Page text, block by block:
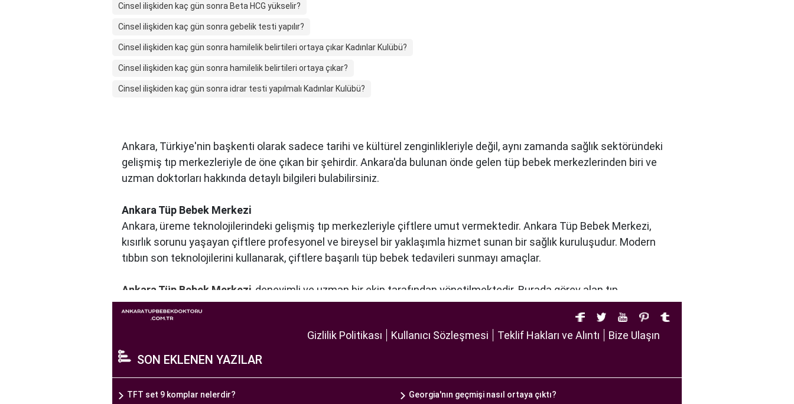
Cinsel ilişkiden kaç gün sonra Beta HCG yükselir?
Cinsel ilişkiden kaç gün sonra gebelik testi yapılır?
Cinsel ilişkiden kaç gün sonra hamilelik belirtileri ortaya çıkar Kadınlar Kulübü?
Cinsel ilişkiden kaç gün sonra hamilelik belirtileri ortaya çıkar?
Cinsel ilişkiden kaç gün sonra idrar testi yapılmalı Kadınlar Kulübü?
Ankara, Türkiye'nin başkenti olarak sadece tarihi ve kültürel zenginlikleriyle değil, aynı zamanda sağlık sektöründeki
gelişmiş tıp merkezleriyle de öne çıkan bir şehirdir. Ankara'da bulunan önde gelen tüp bebek merkezlerinden biri ve
uzman doktorları hakkında detaylı bilgileri bulabilirsiniz.
Ankara Tüp Bebek Merkezi
Ankara, üreme teknolojilerindeki gelişmiş tıp merkezleriyle çiftlere umut vermektedir. Ankara Tüp Bebek Merkezi,
kısırlık sorunu yaşayan çiftlere profesyonel ve bireysel bir yaklaşımla hizmet sunan bir sağlık kuruluşudur. Modern
tıbbın son teknolojilerini kullanarak, çiftlere başarılı tüp bebek tedavileri sunmayı amaçlar.
Ankara Tüp Bebek Merkezi , deneyimli ve uzman bir ekip tarafından yönetilmektedir. Burada görev alan tıp
profesyonelleri, çiftlere kişiselleştirilmiş tedavi planları sunarak, her çiftin özel durumunu dikkate alır. Ayrıca,
merkezde kullanılan teknoloji ve ekipmanlar, tedavi sürecini daha etkili ve güvenli hale getirir.
Ankara Tüp Bebek Merkezi, hasta odaklı hizmet anlayışı ve etik prensipler çerçevesinde, çiftlere sağlıklı bir gebelik
yaşama şansı tanıyan kapsamlı bir tüp bebek hizmeti sunar.
Tüp bebek tedavisi, uzman bir ekibin liderliğinde ve deneyimli bir doktorun rehberliğinde yürütülmesi gereken bir
Gizlilik Politikası Kullanıcı Sözleşmesi Teklif Hakları ve Alıntı Bize Ulaşın
SON EKLENEN YAZILAR
TFT set 9 komplar nelerdir? Georgia'nın geçmişi nasıl ortaya çıktı?